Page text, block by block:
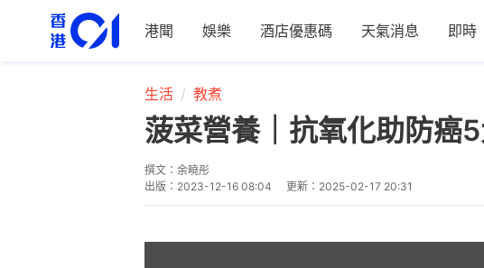
港聞 娛樂 酒店優惠碼 天氣消息 即時
生活 教煮
菠菜營養｜抗氧化助防
撰文： 余曉彤
出版： 2023-12-16 08:04 更新： 2025-02-17 20:31